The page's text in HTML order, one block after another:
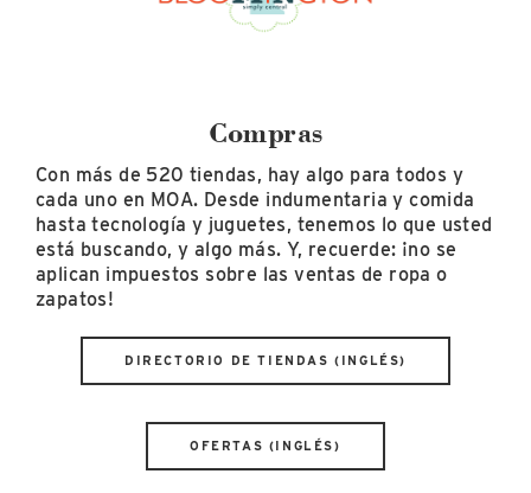
Compras
Con más de 520 tiendas, hay algo para todos y
cada uno en MOA. Desde indumentaria y comida
hasta tecnología y juguetes, tenemos lo que usted
está buscando, y algo más. Y, recuerde: ¡no se
aplican impuestos sobre las ventas de ropa o
zapatos!
DIRECTORIO DE TIENDAS (INGLÉS)
OFERTAS (INGLÉS)